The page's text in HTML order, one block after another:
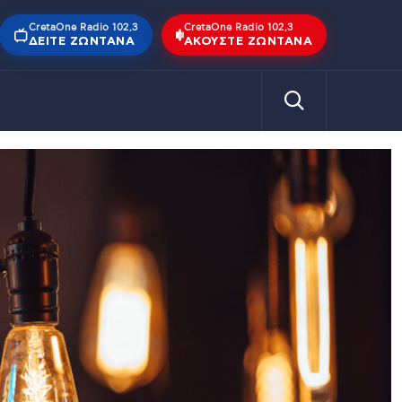
CretaOne Radio 102,3
ΔΕΊΤΕ ΖΩΝΤΑΝΆ
CretaOne Radio 102,3
ΑΚΟΎΣΤΕ ΖΩΝΤΑΝΆ